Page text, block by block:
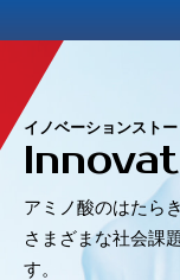
イノベーションスト
アミノ酸のはたら
さまざまな社会課
す。